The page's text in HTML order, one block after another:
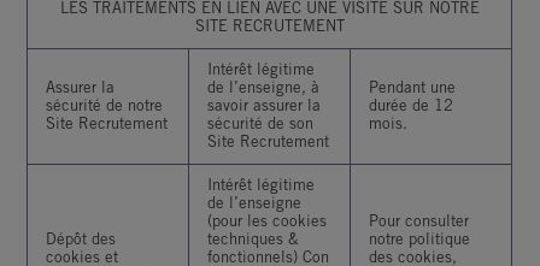
LES TRAITEMENTS EN LIEN AVEC UNE VISITE SUR NOTRE
SITE RECRUTEMENT
Assurer la
sécurité de notre
Site Recrutement
Intérêt légitime
de l’enseigne, à
savoir assurer la
sécurité de son
Site Recrutement
Pendant une
durée de 12
mois.
Dépôt des
cookies et
Intérêt légitime
de l’enseigne
(pour les cookies
techniques &
fonctionnels) Con
Pour consulter
notre politique
des cookies,